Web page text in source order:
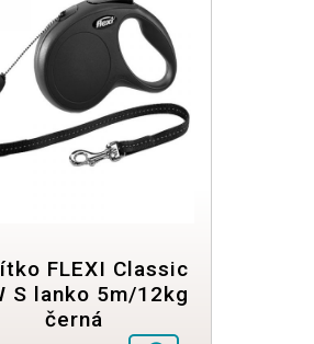
FLEXI Classic
S lanko 5m/12kg
černá